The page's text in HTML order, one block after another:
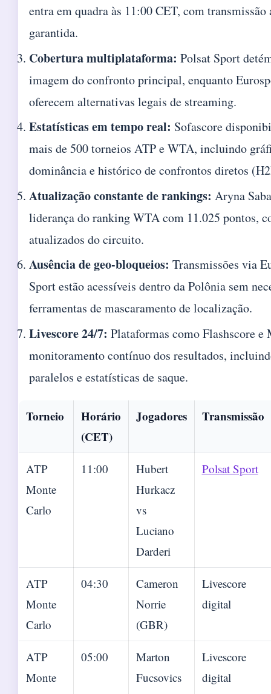
entra em quadra às 11:00 CET, com
garantida.
Cobertura multiplataforma: Polsat Sport
imagem do confronto principal, enquanto
oferecem alternativas legais de streaming.
Estatísticas em tempo real: Sofascore
mais de 500 torneios ATP e WTA, incluindo
dominância e histórico de confrontos diretos
Atualização constante de rankings: Aryna
liderança do ranking WTA com 11.025 pontos,
atualizados do circuito.
Ausência de geo-bloqueios: Transmissões via
Sport estão acessíveis dentro da Polônia sem
ferramentas de mascaramento de localização.
Livescore 24/7: Plataformas como Flashscore
monitoramento contínuo dos resultados,
paralelos e estatísticas de saque.
Torneio
Horário
(CET)
Jogadores Transmissão
ATP
Monte
Carlo
11:00
Hubert
Hurkacz
vs
Luciano
Darderi
Polsat Sport
ATP
Monte
Carlo
04:30
Cameron
Norrie
(GBR)
Livescore
digital
ATP
Monte
05:00
Marton
Fucsovics
Livescore
digital